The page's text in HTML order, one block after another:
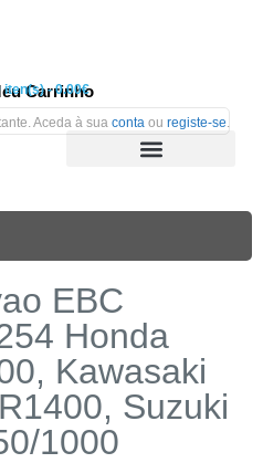
Carrinho
iten(s) - 0.00€
Aceda à sua conta ou registe-se.
EBC
Honda
Kawasaki
Suzuki
1000